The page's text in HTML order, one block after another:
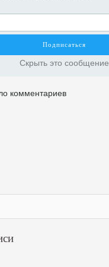
Скрыть это сообщение
комментариев